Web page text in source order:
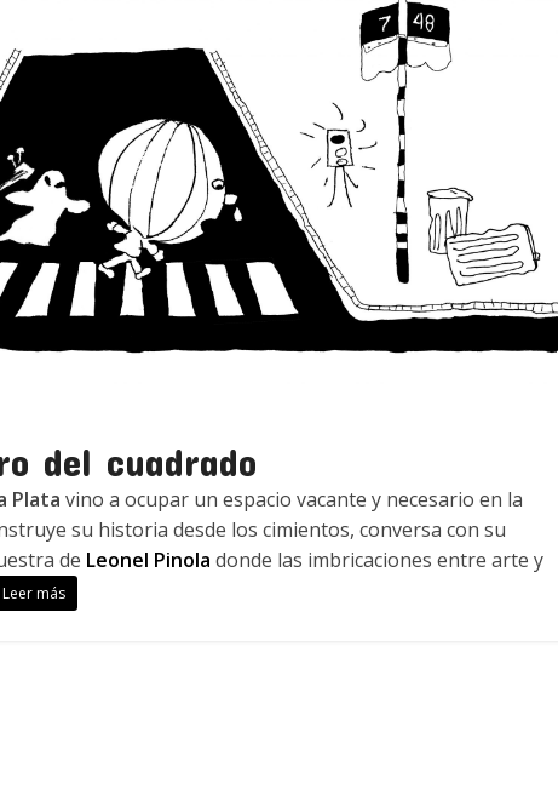
del cuadrado
Plata vino a ocupar un espacio vacante y necesario en la
su historia desde los cimientos, conversa con su
de Leonel Pinola donde las imbricaciones entre arte y
Leer más